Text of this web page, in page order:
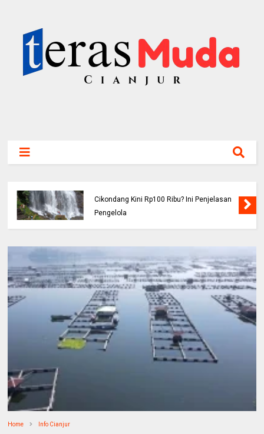
Cikondang Kini Rp100 Ribu? Ini Penjelasan
Pengelola
Home Info Cianjur